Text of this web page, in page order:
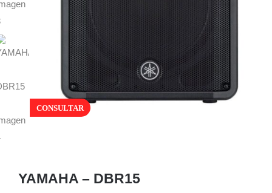
CONSULTAR
YAMAHA – DBR15